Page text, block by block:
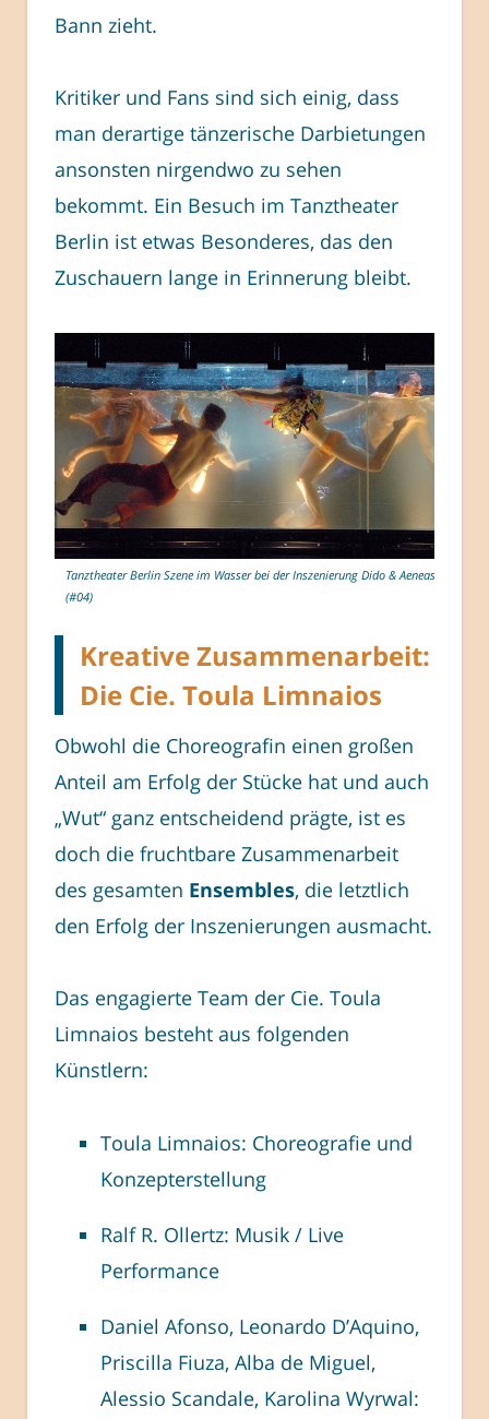
Bann zieht.
Kritiker und Fans sind sich einig, dass
man derartige tänzerische Darbietungen
ansonsten nirgendwo zu sehen
bekommt. Ein Besuch im Tanztheater
Berlin ist etwas Besonderes, das den
Zuschauern lange in Erinnerung bleibt.
Tanztheater Berlin Szene im Wasser bei der Inszenierung Dido & Aeneas
(#04)
Kreative Zusammenarbeit:
Die Cie. Toula Limnaios
Obwohl die Choreografin einen großen
Anteil am Erfolg der Stücke hat und auch
„Wut“ ganz entscheidend prägte, ist es
doch die fruchtbare Zusammenarbeit
des gesamten Ensembles, die letztlich
den Erfolg der Inszenierungen ausmacht.
Das engagierte Team der Cie. Toula
Limnaios besteht aus folgenden
Künstlern:
Toula Limnaios: Choreografie und
Konzepterstellung
Ralf R. Ollertz: Musik / Live
Performance
Daniel Afonso, Leonardo D’Aquino,
Priscilla Fiuza, Alba de Miguel,
Alessio Scandale, Karolina Wyrwal: